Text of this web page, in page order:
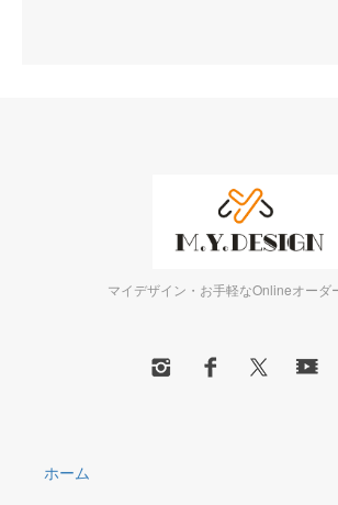
マイデザイン・お手軽なOnlineオーダ
ホーム